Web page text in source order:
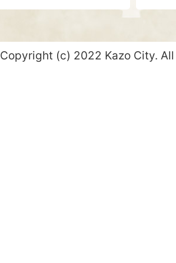
Copyright (c) 2022 Kazo City.